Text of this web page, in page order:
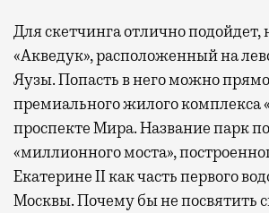
Для скетчинга отлично
«Акведук», расположенный на
Яузы. Попасть в него можно
премиального жилого комплекса
проспекте Мира. Название парк
«миллионного моста»,
Екатерине II как часть первого
Москвы. Почему бы не посвятить